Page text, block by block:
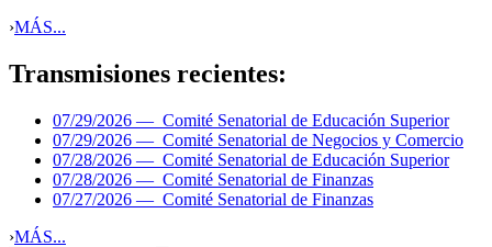
›MÁS...
Transmisiones recientes:
07/29/2026 — Comité Senatorial de Educación Superior
07/29/2026 — Comité Senatorial de Negocios y Comercio
07/28/2026 — Comité Senatorial de Educación Superior
07/28/2026 — Comité Senatorial de Finanzas
07/27/2026 — Comité Senatorial de Finanzas
›MÁS...